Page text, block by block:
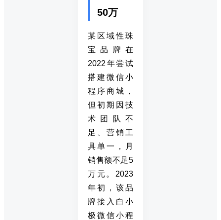
50万
某区域性珠
宝品牌在
2022年尝试
搭建微信小
程序商城，
但初期因技
术团队不
足、营销工
具单一，月
销售额不足5
万元。2023
年初，该品
牌接入白小
极微信小程